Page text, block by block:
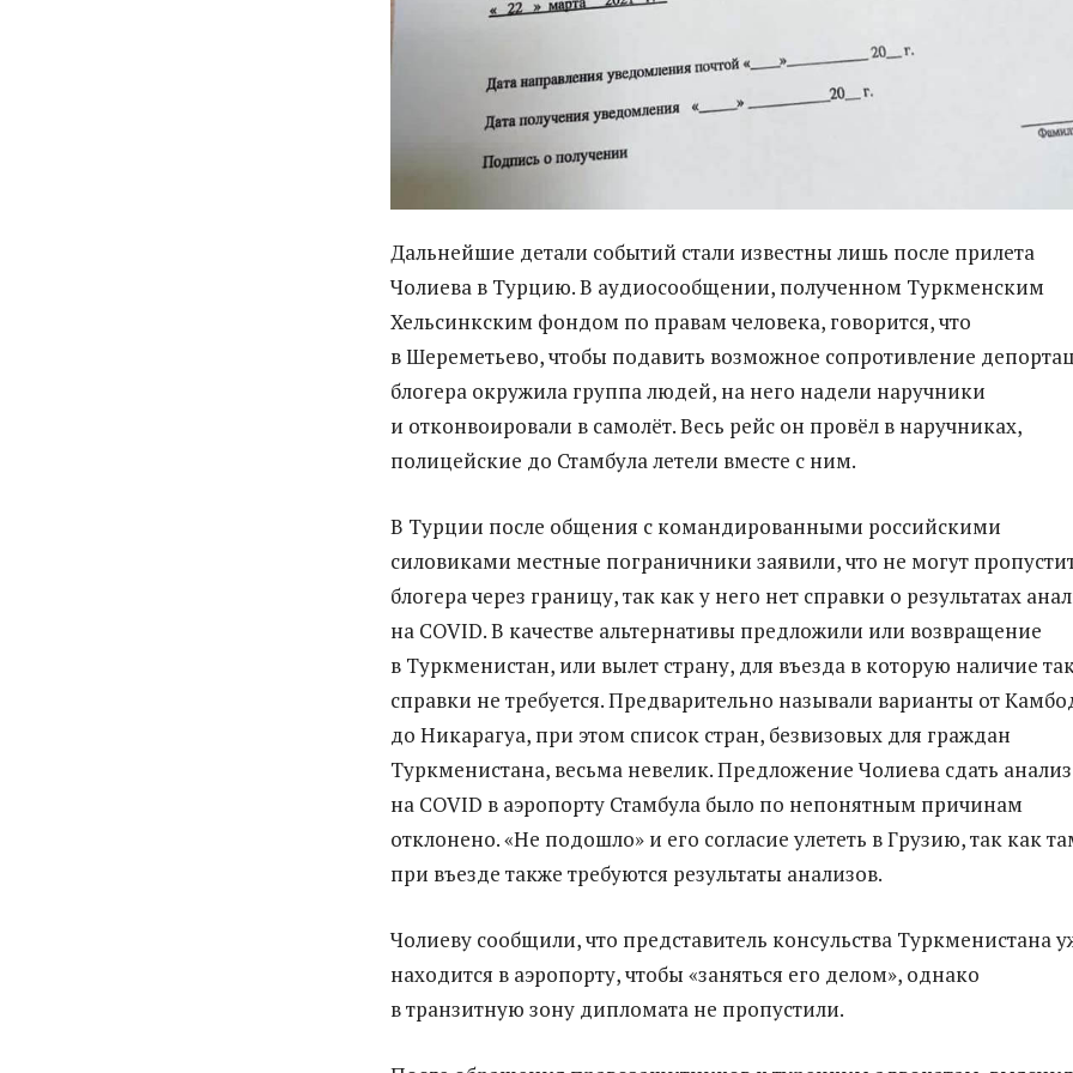
Дальнейшие детали событий стали известны лишь после прилета
Чолиева в Турцию. В аудиосообщении, полученном Туркменским
Хельсинкским фондом по правам человека, говорится, что
в Шереметьево, чтобы подавить возможное сопротивление
блогера окружила группа людей, на него надели наручники
и отконвоировали в самолёт. Весь рейс он провёл в наручниках,
полицейские до Стамбула летели вместе с ним.
В Турции после общения с командированными российскими
силовиками местные пограничники заявили, что не могут
блогера через границу, так как у него нет справки о результатах
на COVID. В качестве альтернативы предложили или возвращение
в Туркменистан, или вылет страну, для въезда в которую наличие
справки не требуется. Предварительно называли варианты от
до Никарагуа, при этом список стран, безвизовых для граждан
Туркменистана, весьма невелик. Предложение Чолиева сдать анализ
на COVID в аэропорту Стамбула было по непонятным причинам
отклонено. «Не подошло» и его согласие улететь в Грузию, так как
при въезде также требуются результаты анализов.
Чолиеву сообщили, что представитель консульства Туркменистана
находится в аэропорту, чтобы «заняться его делом», однако
в транзитную зону дипломата не пропустили.